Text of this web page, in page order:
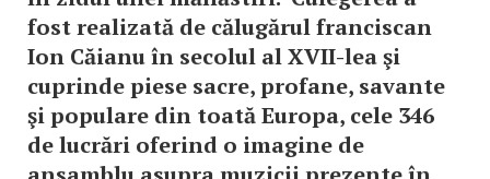
fost realizată de călugărul franciscan
Ion Căianu în secolul al XVII-lea şi
cuprinde piese sacre, profane, savante
şi populare din toată Europa, cele 346
de lucrări oferind o imagine de